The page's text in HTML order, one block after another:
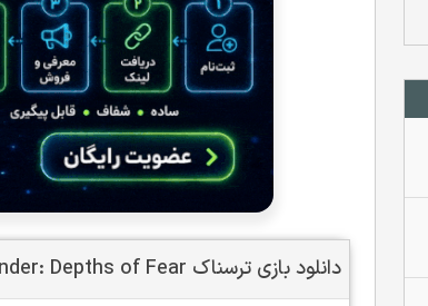
دانلود بازی ترسناک Under: Depths of Fear نسخه DRMFREE